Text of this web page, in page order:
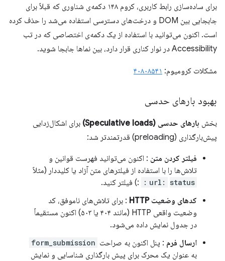
برای ساده‌سازی رابط کاربری، کروم ۱۴۸ دکمه‌ی شناوری که قبلاً برای
جابجایی بین DOM و درخت‌های دسترسی استفاده می‌شد را حذف کرده
است. اکنون می‌توانید با استفاده از یک دکمه‌ی اختصاصی که در تب
Accessibility در نوار کناری قرار دارد، بین نماها جابجا شوید.
مشکلات کرومیوم: ۴۰۸۰۸۵۴۱
بهبود بارهای حدسی
بخش بارهای حدسی (Speculative loads)
برای اشکال‌زدایی
پیش‌بارگذاری (preloading) قدرتمندتر شد:
فیلتر کردن متن : اکنون می‌توانید فهرست قوانین و
تلاش‌ها را با استفاده از فیلترهای متن آزاد یا کلیددار (مثلاً
url: status:
:) فیلتر کنید.
کدهای وضعیت HTTP
: برای تلاش‌های ناموفق، کد
وضعیت واقعی HTTP (مانند ۴۰۴ یا ۵۰۳) اکنون مستقیماً
در جدول نمایش داده می‌شود.
ارسال فرم : پنل اکنون به صراحت form_submission
به عنوان یک محرک برای پیش بارگذاری شناسایی و نمایش